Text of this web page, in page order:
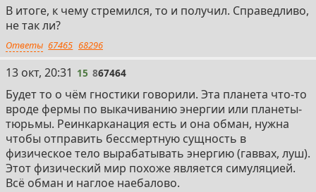
мозг - будет для нас сном на сотни лет. И каждый в
этом сне увидит то во что верил при жизни и тут тогда
все теории имеют смысл быть. По сути в таком случае
любой сценарий загробный жизни, о котором вы
слышали может существовать при таком раскладе,
завесить всё будет только то во что человек реально
очень сильно верил.
Но тут возникает парадокс - если вдруг учёный был
убеждён, что после смерти наступит полное "ничего"
то как мозг покажет ему этот сон? Вот тут конечно не
доработка теории.
В итоге, к чему стремился, то и получил. Справедливо,
не так ли?
Ответы 67465 68296
15
13 окт, 20:31 15 867464
Будет то о чём гностики говорили. Эта планета что-то
вроде фермы по выкачиванию энергии или планеты-
тюрьмы. Реинкарканация есть и она обман, нужна
чтобы отправить бессмертную сущность в
физическое тело вырабатывать энергию (гаввах, луш).
Этот физический мир похоже является симуляцией.
Всё обман и наглое наебалово.